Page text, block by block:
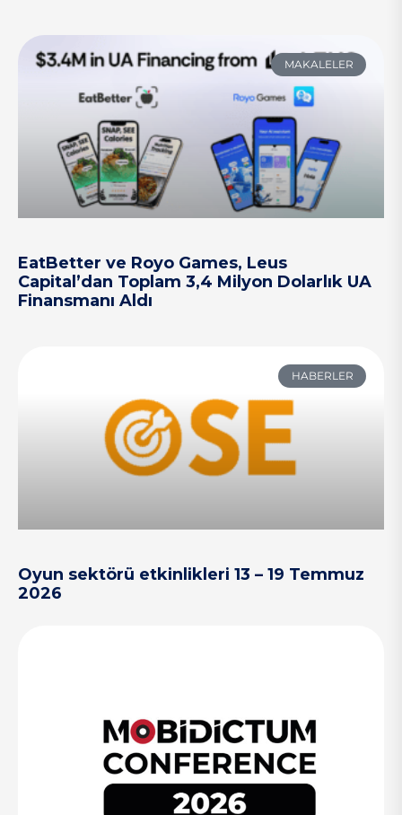
MAKALELER
EatBetter ve Royo Games, Leus
Capital’dan Toplam 3,4 Milyon Dolarlık UA
Finansmanı Aldı
HABERLER
Oyun sektörü etkinlikleri 13 – 19 Temmuz
2026